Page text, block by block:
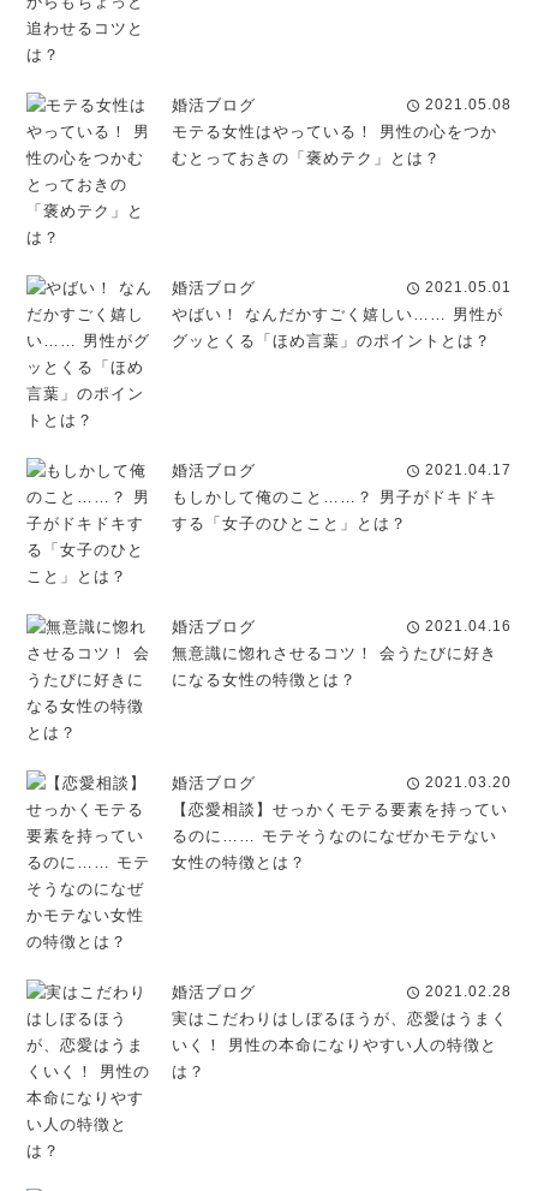
婚活ブログ
モテる女性はやっている！ 男性の心をつか
むとっておきの「褒めテク」とは？
schedule 2021.05.08
婚活ブログ
やばい！ なんだかすごく嬉しい…… 男性が
グッとくる「ほめ言葉」のポイントとは？
schedule 2021.05.01
婚活ブログ
もしかして俺のこと……？ 男子がドキドキ
する「女子のひとこと」とは？
schedule 2021.04.17
婚活ブログ
無意識に惚れさせるコツ！ 会うたびに好き
になる女性の特徴とは？
schedule 2021.04.16
婚活ブログ
【恋愛相談】せっかくモテる要素を持ってい
るのに…… モテそうなのになぜかモテない
女性の特徴とは？
schedule 2021.03.20
婚活ブログ
実はこだわりはしぼるほうが、恋愛はうまく
いく！ 男性の本命になりやすい人の特徴と
は？
schedule 2021.02.28